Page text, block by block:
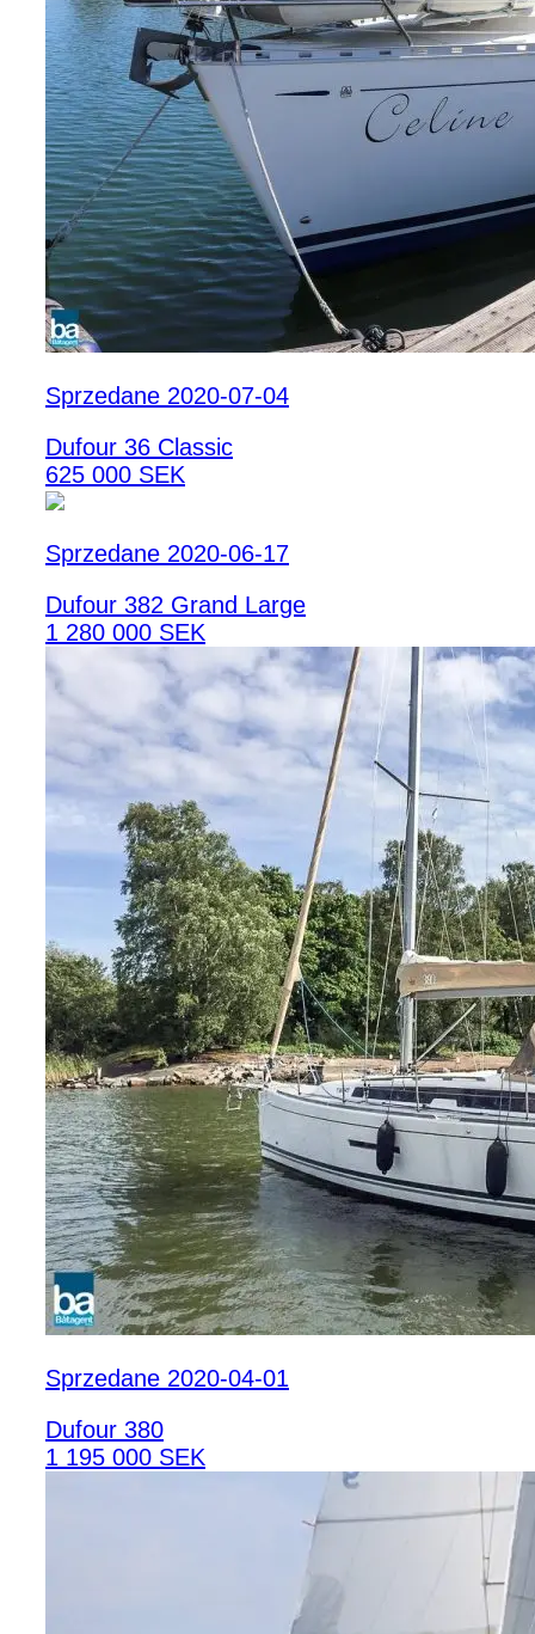
Sprzedane 2020-07-04
Dufour 36 Classic
625 000 SEK
Sprzedane 2020-06-17
Dufour 382 Grand Large
1 280 000 SEK
Sprzedane 2020-04-01
Dufour 380
1 195 000 SEK